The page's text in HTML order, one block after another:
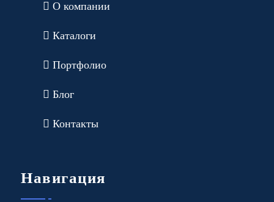
О компании
Каталоги
Портфолио
Блог
Контакты
Навигация